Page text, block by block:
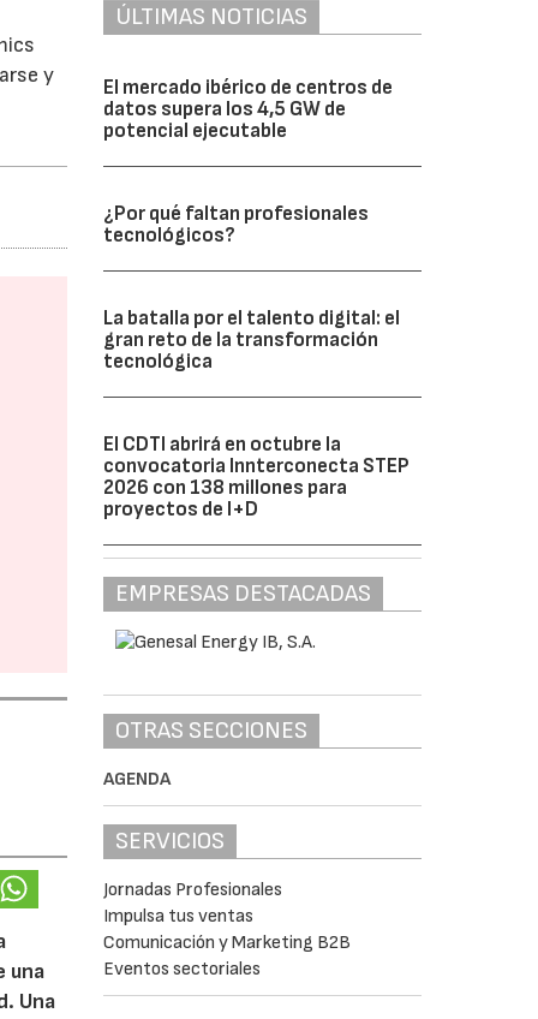
y
una
Una
ÚLTIMAS NOTICIAS
El mercado ibérico de centros de
datos supera los 4,5 GW de
potencial ejecutable
¿Por qué faltan profesionales
tecnológicos?
La batalla por el talento digital: el
gran reto de la transformación
tecnológica
El CDTI abrirá en octubre la
convocatoria Innterconecta STEP
2026 con 138 millones para
proyectos de I+D
EMPRESAS DESTACADAS
OTRAS SECCIONES
AGENDA
SERVICIOS
Jornadas Profesionales
Impulsa tus ventas
Comunicación y Marketing B2B
Eventos sectoriales